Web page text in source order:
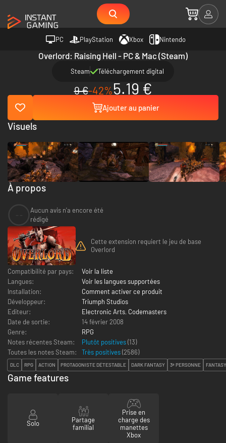
PC PlayStation Xbox Nintendo
Overlord: Raising Hell - PC & Mac (Steam)
Steam Téléchargement digital
9 €-42%5.19 €
Ajouter au panier
À propos
Aucun avis n'a encore été
rédigé
Cette extension requiert le jeu de base
Overlord
Compatibilité par pays:
Voir la liste
Langues:
Voir les langues supportées
Installation:
Comment activer ce produit
Développeur:
Triumph Studios
Editeur:
Electronic Arts, Codemasters
Date de sortie:
14 février 2008
Genre:
RPG
Notes récentes Steam:
Plutôt positives(13)
Toutes les notes Steam:
Très positives(2586)
DLC RPG ACTION PROTAGONISTE DÉTESTABLE DARK FANTASY 3ᵉ PERSONNE FANTASY
Visuels
Game features
Solo
Partage
familial
Prise en
charge des
manettes
Xbox